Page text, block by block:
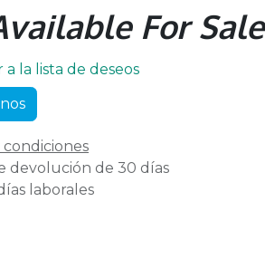
For Sale
a la lista de deseos
condiciones
devolución de 30 días
laborales